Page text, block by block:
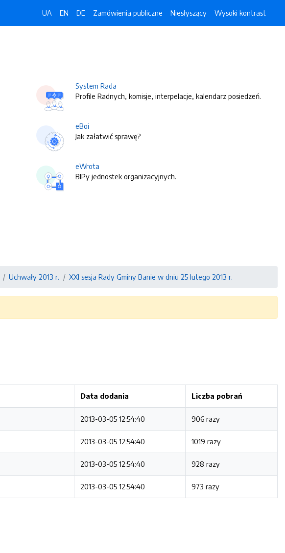
UA EN DE Zamówienia publiczne Niesłyszący Wysoki kontrast
System Rada
Profile Radnych, komisje, interpelacje, kalendarz posiedzeń.
eBoi
Jak załatwić sprawę?
eWrota
BIPy jednostek organizacyjnych.
Uchwały 2013 r. XXI sesja Rady Gminy Banie w dniu 25 lutego 2013 r.
Data dodania Liczba pobrań
2013-03-05 12:54:40 906 razy
2013-03-05 12:54:40 1019 razy
2013-03-05 12:54:40 928 razy
2013-03-05 12:54:40 973 razy